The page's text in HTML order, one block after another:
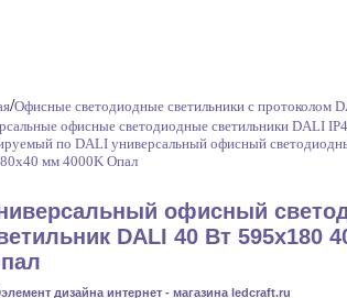
/Офисные светодиодные светильники с протоколом
офисные светодиодные светильники DALI
по DALI универсальный офисный
мм 4000K Опал
офисный
DALI 40 Вт 595x180